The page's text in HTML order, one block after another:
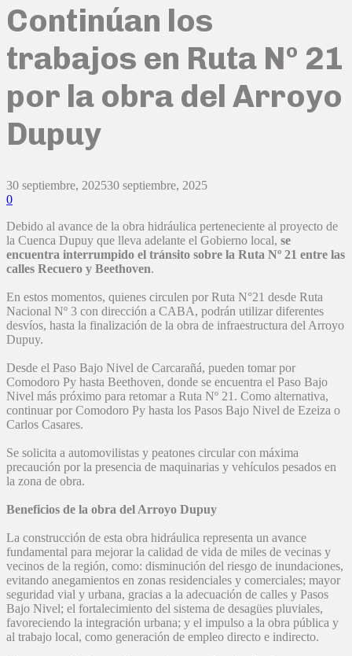
Continúan los
trabajos en Ruta Nº 21
por la obra del Arroyo
Dupuy
30 septiembre, 202530 septiembre, 2025
0
Debido al avance de la obra hidráulica perteneciente al proyecto de
la Cuenca Dupuy que lleva adelante el Gobierno local, se
encuentra interrumpido el tránsito sobre la Ruta Nº 21 entre las
calles Recuero y Beethoven.
En estos momentos, quienes circulen por Ruta N°21 desde Ruta
Nacional Nº 3 con dirección a CABA, podrán utilizar diferentes
desvíos, hasta la finalización de la obra de infraestructura del Arroyo
Dupuy.
Desde el Paso Bajo Nivel de Carcarañá, pueden tomar por
Comodoro Py hasta Beethoven, donde se encuentra el Paso Bajo
Nivel más próximo para retomar a Ruta Nº 21. Como alternativa,
continuar por Comodoro Py hasta los Pasos Bajo Nivel de Ezeiza o
Carlos Casares.
Se solicita a automovilistas y peatones circular con máxima
precaución por la presencia de maquinarias y vehículos pesados en
la zona de obra.
Beneficios de la obra del Arroyo Dupuy
La construcción de esta obra hidráulica representa un avance
fundamental para mejorar la calidad de vida de miles de vecinas y
vecinos de la región, como: disminución del riesgo de inundaciones,
evitando anegamientos en zonas residenciales y comerciales; mayor
seguridad vial y urbana, gracias a la adecuación de calles y Pasos
Bajo Nivel; el fortalecimiento del sistema de desagües pluviales,
favoreciendo la integración urbana; y el impulso a la obra pública y
al trabajo local, como generación de empleo directo e indirecto.